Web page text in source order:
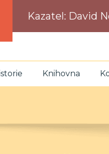
Kazatel: David
Knihovna